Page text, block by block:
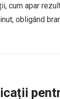
cum apar
obligând